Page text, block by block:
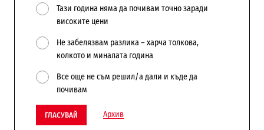
Тази година няма да почивам точно заради
високите цени
Не забелязвам разлика – харча толкова,
колкото и миналата година
Все още не съм решил/а дали и къде да
почивам
ГЛАСУВАЙ Архив